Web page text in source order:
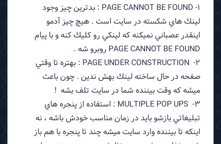
1- PAGE CANNOT BE FOUND : بدترين چيز وجود
لينك هاي شكسته در سايت است . هيچ چيز آدمو
اينقدر عصباني نميكنه كه لينكي رو كليك كنه و با پيام
PAGE CANNOT BE FOUND روبرو شه .
2- PAGE UNDER CONSTRUCTION : بهتره تا وقتي
صفحه در حال ساخته لينك بهش ندين . چون باعث
ميشه كه وقت بيننده شما در سايت تلف بشه !
3- MULTIPLE POP UPS : استفاده از پنجره هاي
تبليغاتي بازشو بايد در زمان مناسب خودش باشه ، نه
اينكه تا بيننده وارد سايت ميشه چند تا پنجره با هم باز